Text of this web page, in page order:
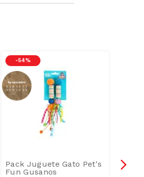
-54 %
Pack Juguete Gato Pet's
Fun Gusanos